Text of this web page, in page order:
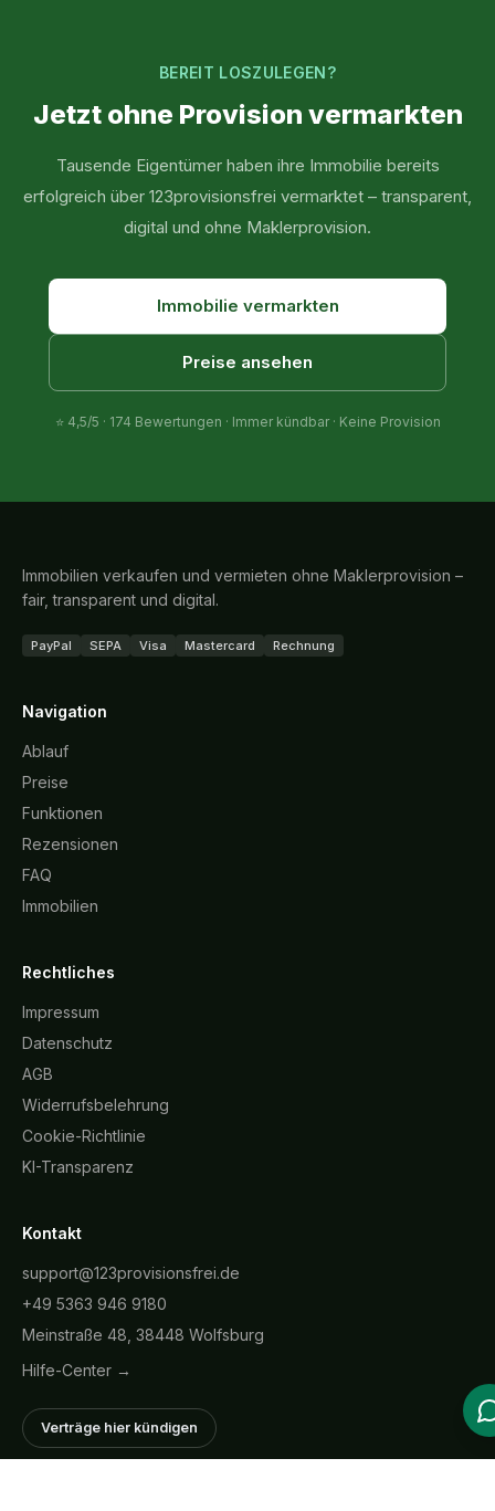
BEREIT LOSZULEGEN?
Jetzt ohne Provision vermarkten
Tausende Eigentümer haben ihre Immobilie bereits
erfolgreich über 123provisionsfrei vermarktet – transparent,
digital und ohne Maklerprovision.
Immobilie vermarkten
Preise ansehen
⭐ 4,5/5 · 174 Bewertungen · Immer kündbar · Keine Provision
Immobilien verkaufen und vermieten ohne Maklerprovision –
fair, transparent und digital.
PayPal SEPA Visa Mastercard Rechnung
Navigation
Ablauf
Preise
Funktionen
Rezensionen
FAQ
Immobilien
Rechtliches
Impressum
Datenschutz
AGB
Widerrufsbelehrung
Cookie-Richtlinie
KI-Transparenz
Kontakt
support@123provisionsfrei.de
+49 5363 946 9180
Meinstraße 48, 38448 Wolfsburg
Hilfe-Center →
Verträge hier kündigen